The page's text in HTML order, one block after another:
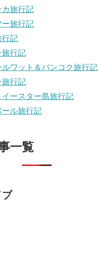
カ旅行記
ー旅行記
行記
旅行記
ルワット＆バンコク旅行記
旅行記
イースター島旅行記
ール旅行記
一覧
ブ